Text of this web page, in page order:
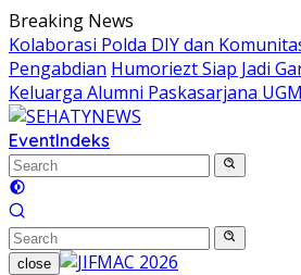
Skip
to
content
Breaking News
Kolaborasi Polda DIY dan
Pengabdian Humoriezt Siap Jadi
Keluarga Alumni Paskasarjana
EventIndeks
close